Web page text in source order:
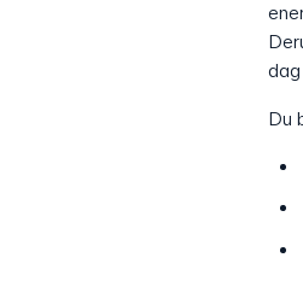
Du